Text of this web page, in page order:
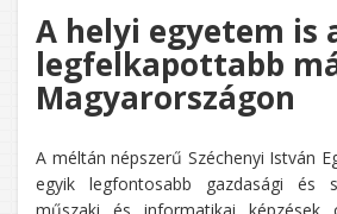
A helyi egyetem is
legfelkapottabb
Magyarországon
A méltán népszerű Széchenyi István
egyik legfontosabb gazdasági és
műszaki és informatikai képzések